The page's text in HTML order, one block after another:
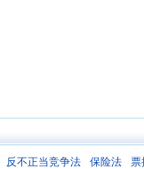
反不正当竞争法 保险法
票